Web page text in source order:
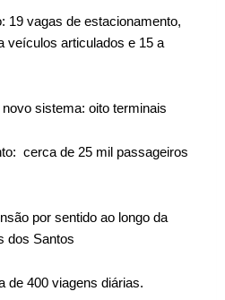
19 vagas de estacionamento,
veículos articulados e 15 a
sistema: oito terminais
cerca de 25 mil passageiros
por sentido ao longo da
dos Santos
de 400 viagens diárias.